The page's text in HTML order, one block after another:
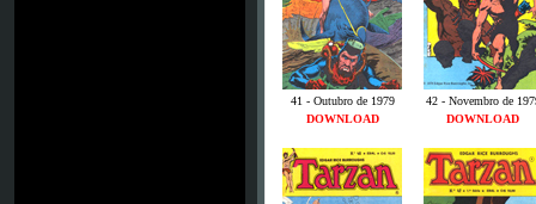
41 - Outubro de 1979
42 - Novembro de
DOWNLOAD
DOWNLOAD